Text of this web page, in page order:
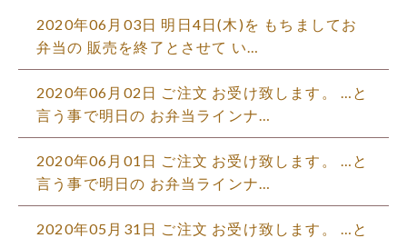
2020年06月03日 明日4日(木)を もちましてお
弁当の 販売を終了とさせて い…
2020年06月02日 ご注文 お受け致します。 …と
言う事で明日の お弁当ラインナ…
2020年06月01日 ご注文 お受け致します。 …と
言う事で明日の お弁当ラインナ…
2020年05月31日 ご注文 お受け致します。 …と